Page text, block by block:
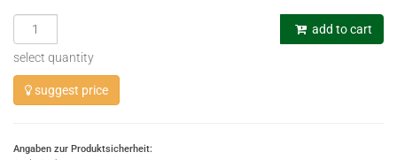
add to cart
select quantity
suggest price
Angaben zur Produktsicherheit: